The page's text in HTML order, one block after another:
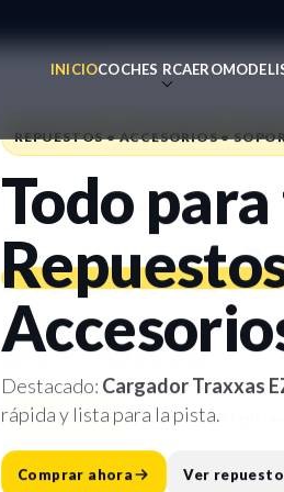
INICIOCOCHES RC
HOBBY RC • PARAGUAY
Autos &
Hobby de alto nivel: modelos,
que tu RC rinda al máximo.
Ver tienda Ver competencias
REPUESTOS • ACCESORIOS •
Todo para
Destacado: Cargador Traxxas
rápida y lista para la pista.
Comprar ahora Ver